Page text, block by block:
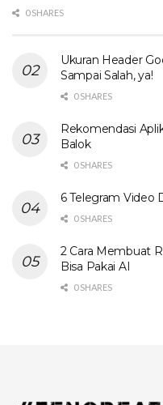
0 SHARES
Ukuran Header
Sampai Salah, ya!
0 SHARES
Rekomendasi
Balok
0 SHARES
6 Telegram Video
0 SHARES
2 Cara Membuat
Bisa Pakai AI
0 SHARES